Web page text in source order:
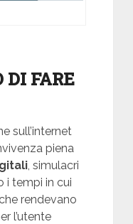
DI FARE
sull’internet
piena
, simulacri
i tempi in cui
rendevano
l’utente